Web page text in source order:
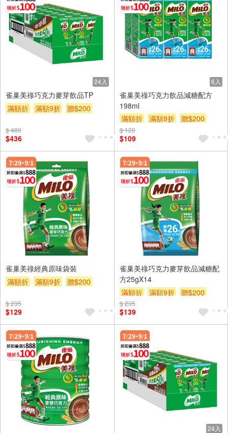
24入
雀巢美祿巧克力麥芽飲品TP
滿額折
滿額9折 贈$200
$ 480
$436
6入
雀巢美祿巧克力飲品減糖配方
198ml
滿額折
滿額9折 贈$200
$ 120
$109
雀巢美祿經典原味袋裝
滿額折
滿額9折 贈$200
$ 235
$129
雀巢美祿巧克力麥芽飲品減糖配
方25gX14
滿額折
滿額9折 贈$200
$ 235
$139
24入